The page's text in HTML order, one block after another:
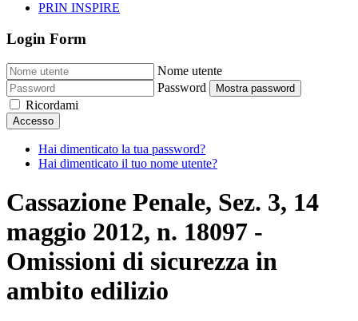
PRIN INSPIRE
Login Form
Nome utente
Password
Mostra password
Ricordami
Accesso
Hai dimenticato la tua password?
Hai dimenticato il tuo nome utente?
Cassazione Penale, Sez. 3, 14
maggio 2012, n. 18097 -
Omissioni di sicurezza in
ambito edilizio